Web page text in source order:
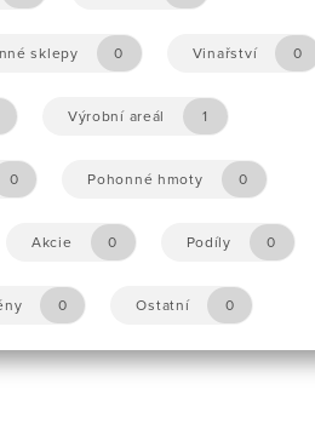
sklepy 0 Vinařství 0
Výrobní areál 1
0 Pohonné hmoty 0
Akcie 0 Podíly 0
0 Ostatní 0